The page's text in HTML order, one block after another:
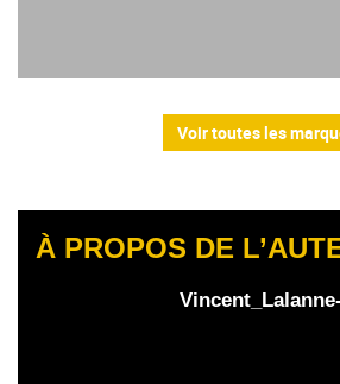
Voir toutes les
À PROPOS DE